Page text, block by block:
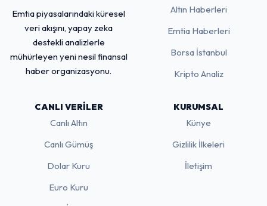
Emtia piyasalarındaki küresel
veri akışını, yapay zeka
destekli analizlerle
mühürleyen yeni nesil finansal
haber organizasyonu.
Altın Haberleri
Emtia Haberleri
Borsa İstanbul
Kripto Analiz
CANLI VERILER
Canlı Altın
Canlı Gümüş
Dolar Kuru
Euro Kuru
KURUMSAL
Künye
Gizlilik İlkeleri
İletişim